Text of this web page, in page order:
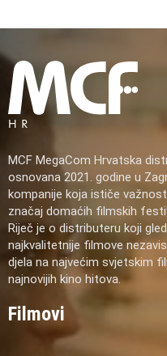
MCF MegaCom Hrvatska
osnovana 2021. godine u
kompanije koja ističe
značaj domaćih filmskih
Riječ je o distributeru koji
najkvalitetnije filmove
djela na najvećim svjetskim
najnovijih kino hitova.
Filmovi